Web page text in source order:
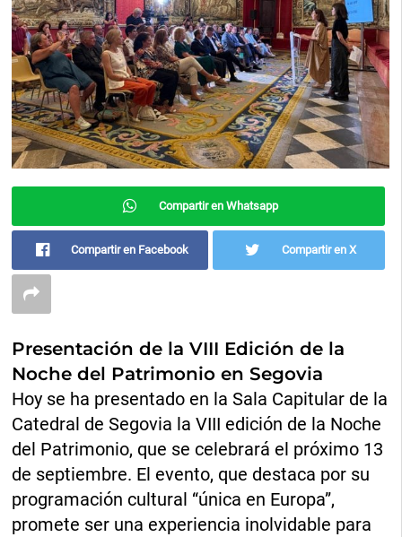
Compartir en Whatsapp
Compartir en Facebook Compartir en X
Presentación de la VIII Edición de la
Noche del Patrimonio en Segovia
Hoy se ha presentado en la Sala Capitular de la
Catedral de Segovia la VIII edición de la Noche
del Patrimonio, que se celebrará el próximo 13
de septiembre. El evento, que destaca por su
programación cultural “única en Europa”,
promete ser una experiencia inolvidable para